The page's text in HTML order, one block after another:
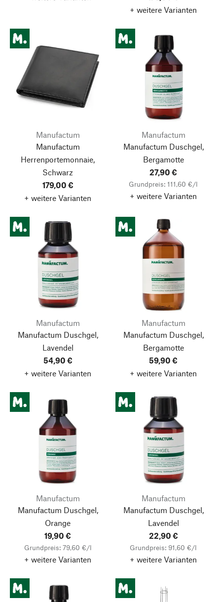
+ weitere Varianten
Manufactum
Manufactum
Herrenportemonnaie,
Schwarz
179,00 €
+ weitere Varianten
Manufactum
Manufactum Duschgel,
Bergamotte
27,90 €
Grundpreis: 111,60 €/l
+ weitere Varianten
Manufactum
Manufactum Duschgel,
Lavendel
54,90 €
+ weitere Varianten
Manufactum
Manufactum Duschgel,
Bergamotte
59,90 €
+ weitere Varianten
Manufactum
Manufactum Duschgel,
Orange
19,90 €
Grundpreis: 79,60 €/l
+ weitere Varianten
Manufactum
Manufactum Duschgel,
Lavendel
22,90 €
Grundpreis: 91,60 €/l
+ weitere Varianten